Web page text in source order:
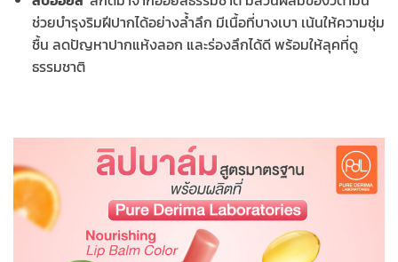
ช่วยบำรุงริมฝีปากได้อย่างล้ำลึก มีเนื้อที่บางเบา เน้นให้ความชุ่ม
ชื้น ลดปัญหาปากแห้งลอก และร่องลึกได้ดี พร้อมให้ลุคที่ดู
ธรรมชาติ